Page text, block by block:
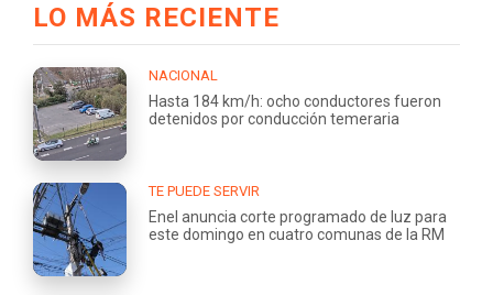
LO MÁS RECIENTE
NACIONAL
Hasta 184 km/h: ocho conductores fueron
detenidos por conducción temeraria
TE PUEDE SERVIR
Enel anuncia corte programado de luz para
este domingo en cuatro comunas de la RM